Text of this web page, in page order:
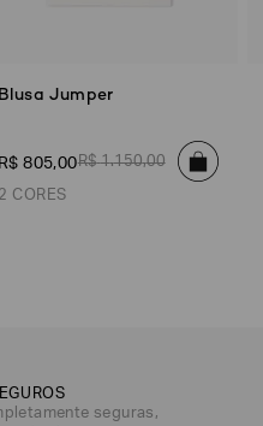
Blusa Jumper
R$ 805,00R$ 1.150,00
2 CORES
seguras,